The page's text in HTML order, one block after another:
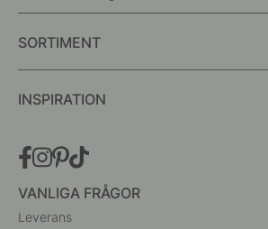
SORTIMENT
INSPIRATION
VANLIGA FRÅGOR
Leverans